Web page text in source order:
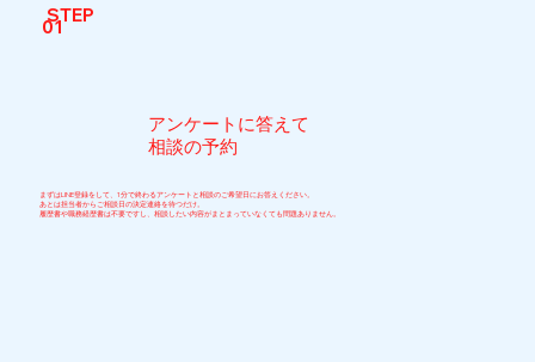
アンケートに答えて
相談の予約
まずはLINE登録をして、1分で終わるアンケートと相談のご希望日にお答えください。
あとは担当者からご相談日の決定連絡を待つだけ。
履歴書や職務経歴書は不要ですし、相談したい内容がまとまっていなくても問題ありません。
STEP
01